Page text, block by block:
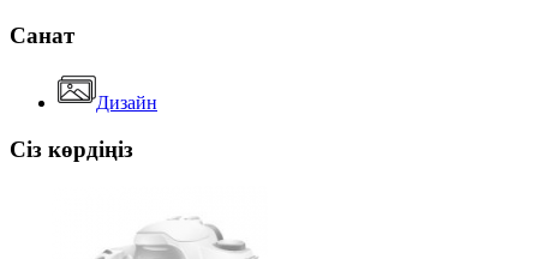
Санат
Дизайн
Сіз көрдіңіз